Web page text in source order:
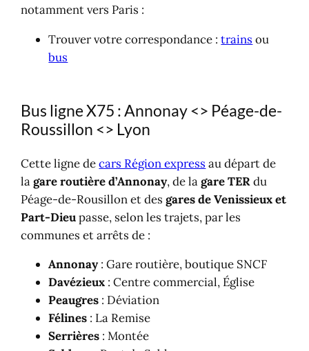
notamment vers Paris :
Trouver votre correspondance :trains ou
bus
Bus ligne X75 : Annonay <> Péage-de-
Roussillon <> Lyon
Cette ligne decars Région express au départ de
lagare routière d’Annonay, de lagare TERdu
Péage-de-Rousillon et desgares de Venissieux et
Part-Dieupasse, selon les trajets, par les
communes et arrêts de :
Annonay: Gare routière, boutique SNCF
Davézieux : Centre commercial, Église
Peaugres : Déviation
Félines : La Remise
Serrières : Montée